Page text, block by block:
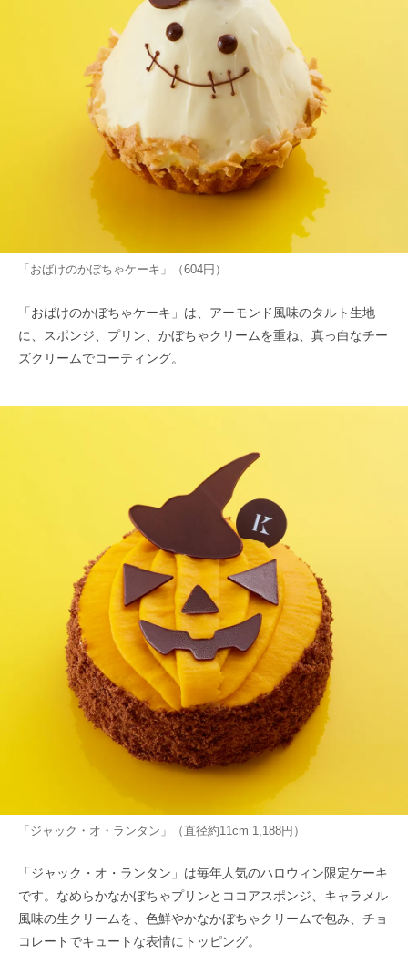
「おばけのかぼちゃケーキ」（604円）
「おばけのかぼちゃケーキ」は、アーモンド風味のタルト生地
に、スポンジ、プリン、かぼちゃクリームを重ね、真っ白なチー
ズクリームでコーティング。
「ジャック・オ・ランタン」（直径約11cm 1,188円）
「ジャック・オ・ランタン」は毎年人気のハロウィン限定ケーキ
です。なめらかなかぼちゃプリンとココアスポンジ、キャラメル
風味の生クリームを、色鮮やかなかぼちゃクリームで包み、チョ
コレートでキュートな表情にトッピング。